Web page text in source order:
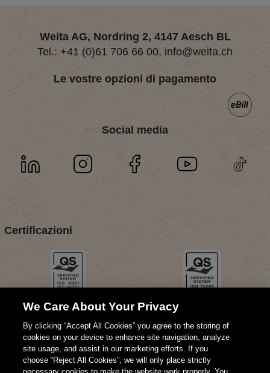
Weita AG, Nordring 2, 4147 Aesch BL
Tel.: +41 (0)61 706 66 00, info@weita.ch
Le vostre opzioni di pagamento
Social media
Certificazioni
We Care About Your Privacy
By clicking “Accept All Cookies” you agree to the storing of
cookies on your device to enhance site navigation, analyze
site usage, and assist in our marketing efforts. If you
choose “Reject All Cookies”, we will only place strictly